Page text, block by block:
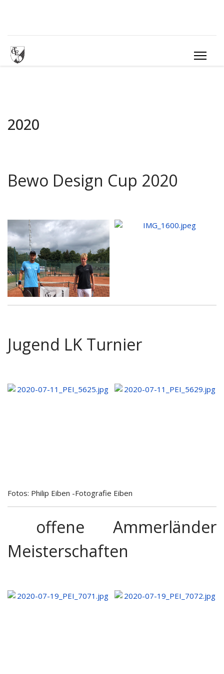
2020
Bewo Design Cup 2020
Jugend LK Turnier
Fotos: Philip Eiben -Fotografie Eiben
offene Ammerländer
Meisterschaften